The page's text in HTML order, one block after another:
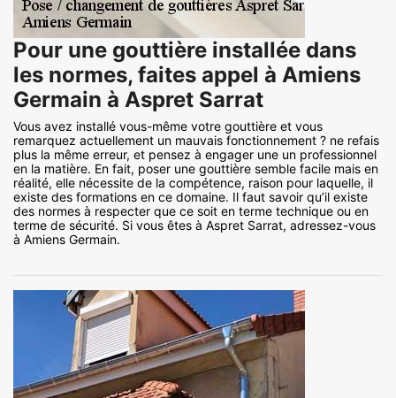
Pour une gouttière installée dans
les normes, faites appel à Amiens
Germain à Aspret Sarrat
Vous avez installé vous-même votre gouttière et vous
remarquez actuellement un mauvais fonctionnement ? ne refais
plus la même erreur, et pensez à engager une un professionnel
en la matière. En fait, poser une gouttière semble facile mais en
réalité, elle nécessite de la compétence, raison pour laquelle, il
existe des formations en ce domaine. Il faut savoir qu’il existe
des normes à respecter que ce soit en terme technique ou en
terme de sécurité. Si vous êtes à Aspret Sarrat, adressez-vous
à Amiens Germain.